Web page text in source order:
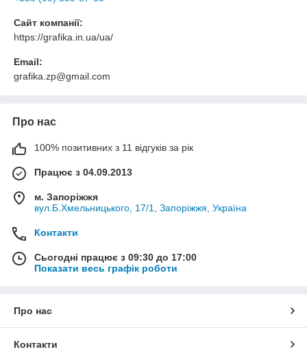
Сайт компанії:
https://grafika.in.ua/ua/
Email:
grafika.zp@gmail.com
Про нас
100% позитивних з 11 відгуків за рік
Працює з 04.09.2013
м. Запоріжжя
вул.Б.Хмельницького, 17/1, Запоріжжя, Україна
Контакти
Сьогодні працює з 09:30 до 17:00
Показати весь графік роботи
Про нас
Контакти